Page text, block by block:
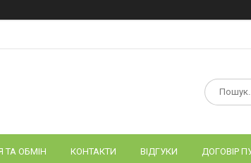
ТА ОБМІН КОНТАКТИ ВІДГУКИ ДОГОВІР